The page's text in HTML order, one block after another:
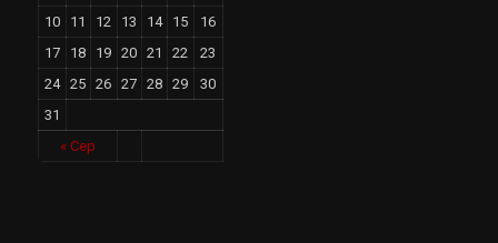
« Сер
10
11 12 13 14 15
16
17
18 19 20 21 22
23
24
25 26 27 28 29
30
31